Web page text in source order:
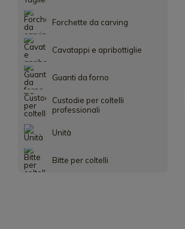
Forchette da carving
Cavatappi e apribottiglie
Guanti da forno
Custodie per coltelli
professionali
Unità
Bitte per coltelli